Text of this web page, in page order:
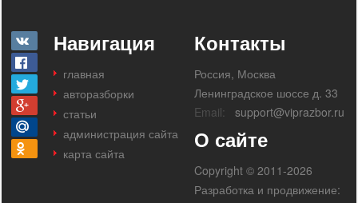
Навигация
главная
авторазборки
статьи
администрация сайта
карта сайта
Контакты
Россия, Москва
Ленинградское шоссе д. 33
Email:
support@viprazbor.ru
О сайте
Copyright © 2011-2026
Разработка и продвижение: